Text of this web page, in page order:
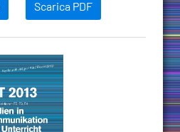
Scarica PDF